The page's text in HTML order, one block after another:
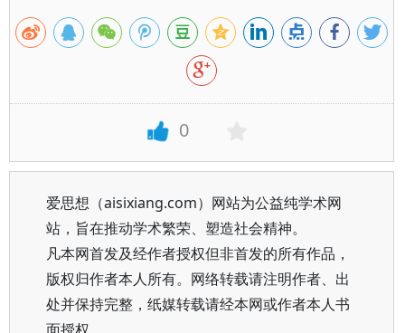
0
爱思想（aisixiang.com）网站为公益纯学术网
站，旨在推动学术繁荣、塑造社会精神。
凡本网首发及经作者授权但非首发的所有作品，
版权归作者本人所有。网络转载请注明作者、出
处并保持完整，纸媒转载请经本网或作者本人书